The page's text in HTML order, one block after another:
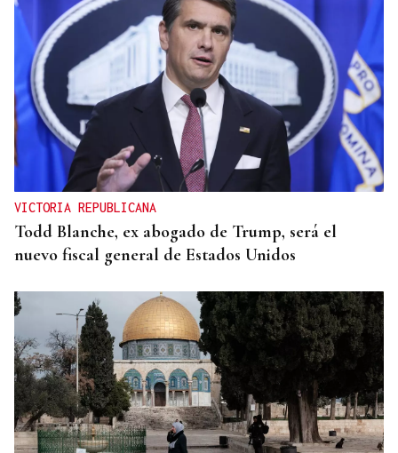
VICTORIA REPUBLICANA
Todd Blanche, ex abogado de Trump, será el
nuevo fiscal general de Estados Unidos